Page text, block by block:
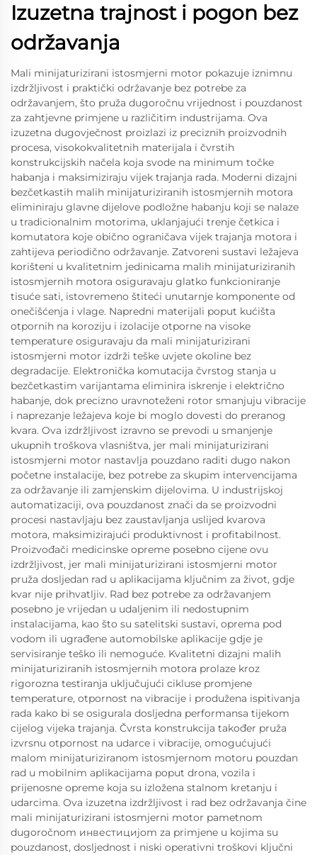
Izuzetna trajnost i pogon bez
održavanja
Mali minijaturizirani istosmjerni motor pokazuje iznimnu
izdržljivost i praktički održavanje bez potrebe za
održavanjem, što pruža dugoročnu vrijednost i pouzdanost
za zahtjevne primjene u različitim industrijama. Ova
izuzetna dugovječnost proizlazi iz preciznih proizvodnih
procesa, visokokvalitetnih materijala i čvrstih
konstrukcijskih načela koja svode na minimum točke
habanja i maksimiziraju vijek trajanja rada. Moderni dizajni
bezčetkastih malih minijaturiziranih istosmjernih motora
eliminiraju glavne dijelove podložne habanju koji se nalaze
u tradicionalnim motorima, uklanjajući trenje četkica i
komutatora koje obično ograničava vijek trajanja motora i
zahtijeva periodično održavanje. Zatvoreni sustavi ležajeva
korišteni u kvalitetnim jedinicama malih minijaturiziranih
istosmjernih motora osiguravaju glatko funkcioniranje
tisuće sati, istovremeno štiteći unutarnje komponente od
onečišćenja i vlage. Napredni materijali poput kućišta
otpornih na koroziju i izolacije otporne na visoke
temperature osiguravaju da mali minijaturizirani
istosmjerni motor izdrži teške uvjete okoline bez
degradacije. Elektronička komutacija čvrstog stanja u
bezčetkastim varijantama eliminira iskrenje i električno
habanje, dok precizno uravnoteženi rotor smanjuju vibracije
i naprezanje ležajeva koje bi moglo dovesti do preranog
kvara. Ova izdržljivost izravno se prevodi u smanjenje
ukupnih troškova vlasništva, jer mali minijaturizirani
istosmjerni motor nastavlja pouzdano raditi dugo nakon
početne instalacije, bez potrebe za skupim intervencijama
za održavanje ili zamjenskim dijelovima. U industrijskoj
automatizaciji, ova pouzdanost znači da se proizvodni
procesi nastavljaju bez zaustavljanja uslijed kvarova
motora, maksimizirajući produktivnost i profitabilnost.
Proizvođači medicinske opreme posebno cijene ovu
izdržljivost, jer mali minijaturizirani istosmjerni motor
pruža dosljedan rad u aplikacijama ključnim za život, gdje
kvar nije prihvatljiv. Rad bez potrebe za održavanjem
posebno je vrijedan u udaljenim ili nedostupnim
instalacijama, kao što su satelitski sustavi, oprema pod
vodom ili ugrađene automobilske aplikacije gdje je
servisiranje teško ili nemoguće. Kvalitetni dizajni malih
minijaturiziranih istosmjernih motora prolaze kroz
rigorozna testiranja uključujući cikluse promjene
temperature, otpornost na vibracije i produžena ispitivanja
rada kako bi se osigurala dosljedna performansa tijekom
cijelog vijeka trajanja. Čvrsta konstrukcija također pruža
izvrsnu otpornost na udarce i vibracije, omogućujući
malom minijaturiziranom istosmjernom motoru pouzdan
rad u mobilnim aplikacijama poput drona, vozila i
prijenosne opreme koja su izložena stalnom kretanju i
udarcima. Ova izuzetna izdržljivost i rad bez održavanja čine
mali minijaturizirani istosmjerni motor pametnom
dugoročnom инвестициjom za primjene u kojima su
pouzdanost, dosljednost i niski operativni troškovi ključni